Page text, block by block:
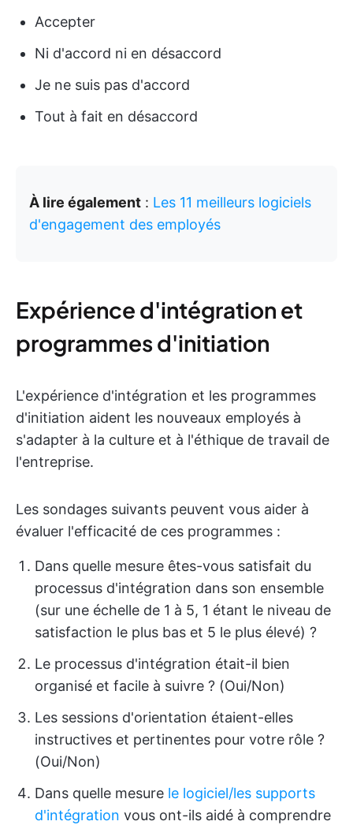
Accepter
Ni d'accord ni en désaccord
Je ne suis pas d'accord
Tout à fait en désaccord
À lire également : Les 11 meilleurs logiciels
d'engagement des employés
Expérience d'intégration et
programmes d'initiation
L'expérience d'intégration et les programmes
d'initiation aident les nouveaux employés à
s'adapter à la culture et à l'éthique de travail de
l'entreprise.
Les sondages suivants peuvent vous aider à
évaluer l'efficacité de ces programmes :
Dans quelle mesure êtes-vous satisfait du
processus d'intégration dans son ensemble
(sur une échelle de 1 à 5, 1 étant le niveau de
satisfaction le plus bas et 5 le plus élevé) ?
Le processus d'intégration était-il bien
organisé et facile à suivre ? (Oui/Non)
Les sessions d'orientation étaient-elles
instructives et pertinentes pour votre rôle ?
(Oui/Non)
Dans quelle mesure le logiciel/les supports
d'intégration vous ont-ils aidé à comprendre